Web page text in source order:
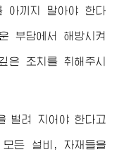
아끼지 말아야 한다
부담에서 해방시켜
은 조치를 취해주시
벌려 지어야 한다고
든 설비, 자재들을